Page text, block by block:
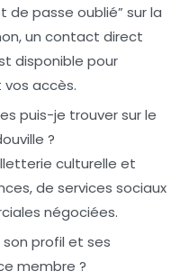
de passe oublié” sur la
un contact direct
disponible pour
accès.
puis-je trouver sur le
?
culturelle et
de services sociaux
négociées.
profil et ses
membre ?